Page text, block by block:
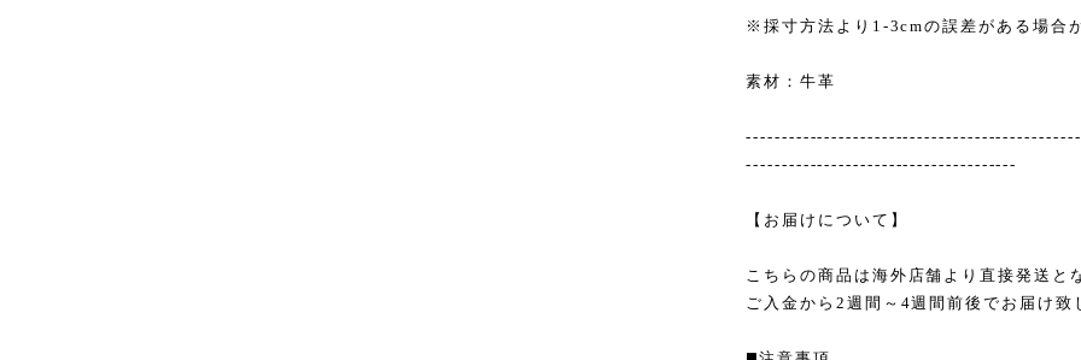
※採寸方法より1-3cmの誤差がある場合
素材：牛革
--------------------------------------
【お届けについて】
こちらの商品は海外店舗より直接発送と
ご入金から2週間～4週間前後でお届け致